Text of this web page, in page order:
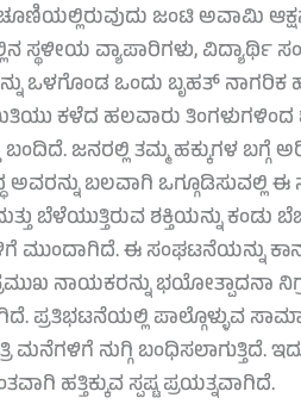
ಜಂಟಿ ಅವಾಮಿ
ಸ್ಥಳೀಯ ವ್ಯಾಪಾರಿಗಳು,
ಒಳಗೊಂಡ ಒಂದು ಬೃಹತ್ ನಾಗರಿಕ
ಕಳೆದ ಹಲವಾರು ತಿಂಗಳುಗಳಿಂದ
ಜನರಲ್ಲಿ ತಮ್ಮ ಹಕ್ಕುಗಳ
ಬಲವಾಗಿ ಒಗ್ಗೂಡಿಸುವಲ್ಲಿ
ಶಕ್ತಿಯನ್ನು ಕಂಡು
ಮುಂದಾಗಿದೆ. ಈ ಸಂಘಟನೆಯನ್ನು
ನಾಯಕರನ್ನು ಭಯೋತ್ಪಾದನಾ
ಪ್ರತಿಭಟನೆಯಲ್ಲಿ ಪಾಲ್ಗೊಳ್ಳುವ
ಮನೆಗಳಿಗೆ ನುಗ್ಗಿ ಬಂಧಿಸಲಾಗುತ್ತಿದೆ.
ಹತ್ತಿಕ್ಕುವ ಸ್ಪಷ್ಟ ಪ್ರಯತ್ನವಾಗಿದೆ.